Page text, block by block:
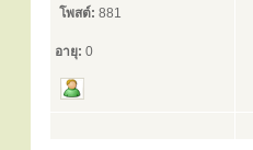
โพสต์: 881
อายุ: 0